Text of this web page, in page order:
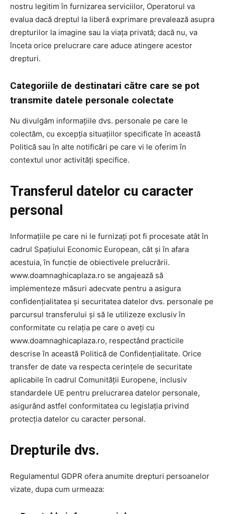
nostru legitim în furnizarea serviciilor, Operatorul va
evalua dacă dreptul la liberă exprimare prevalează asupra
drepturilor la imagine sau la viața privată; dacă nu, va
înceta orice prelucrare care aduce atingere acestor
drepturi.
Categoriile de destinatari către care se pot
transmite datele personale colectate
Nu divulgăm informațiile dvs. personale pe care le
colectăm, cu excepția situațiilor specificate în această
Politică sau în alte notificări pe care vi le oferim în
contextul unor activități specifice.
Transferul datelor cu caracter
personal
Informațiile pe care ni le furnizați pot fi procesate atât în
cadrul Spațiului Economic European, cât și în afara
acestuia, în funcție de obiectivele prelucrării.
www.doamnaghicaplaza.ro se angajează să
implementeze măsuri adecvate pentru a asigura
confidențialitatea și securitatea datelor dvs. personale pe
parcursul transferului și să le utilizeze exclusiv în
conformitate cu relația pe care o aveți cu
www.doamnaghicaplaza.ro, respectând practicile
descrise în această Politică de Confidențialitate. Orice
transfer de date va respecta cerințele de securitate
aplicabile în cadrul Comunității Europene, inclusiv
standardele UE pentru prelucrarea datelor personale,
asigurând astfel conformitatea cu legislația privind
protecția datelor cu caracter personal.
Drepturile dvs.
Regulamentul GDPR ofera anumite drepturi persoanelor
vizate, dupa cum urmeaza: